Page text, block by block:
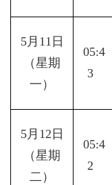
5月11日
（星期
一）
05:4
3
5月12日
（星期
二）
05:4
2